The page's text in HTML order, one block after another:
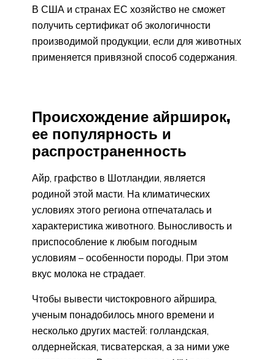
В США и странах ЕС хозяйство не сможет
получить сертификат об экологичности
производимой продукции, если для животных
применяется привязной способ содержания.
Происхождение айрширок,
ее популярность и
распространенность
Айр, графство в Шотландии, является
родиной этой масти. На климатических
условиях этого региона отпечаталась и
характеристика животного. Выносливость и
приспособление к любым погодным
условиям – особенности породы. При этом
вкус молока не страдает.
Чтобы вывести чистокровного айршира,
ученым понадобилось много времени и
несколько других мастей: голландская,
олдернейская, тисватерская, а за ними уже